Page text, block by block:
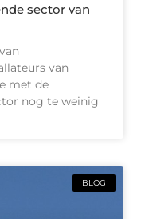
sector van
van
met de
nog te weinig
BLOG